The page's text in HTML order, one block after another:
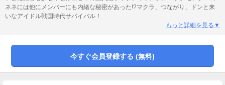
ネネには他にメンバーにも内緒な秘密があった!?マクラ、つながり、ドンと来
いなアイドル戦国時代サバイバル！
もっと詳細を見る▼
今すぐ会員登録する (無料)